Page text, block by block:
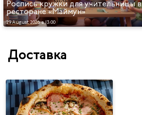
Роспись кружки для учительницы в
ресторане «Маймун»
29 August 2026 в 13:00
Доставка